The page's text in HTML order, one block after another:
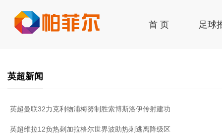
首 页 足球
英超新闻
英超曼联32力克利物浦梅努制胜索博斯洛伊传射建功
英超维拉12负热刺加拉格尔世界波助热刺逃离降级区